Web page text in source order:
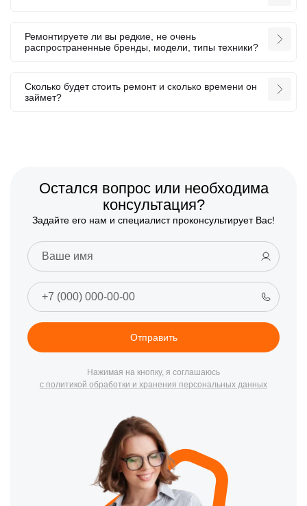
Ремонтируете ли вы редкие, не очень
распространенные бренды, модели, типы техники?
Сколько будет стоить ремонт и сколько времени он
займет?
Остался вопрос или необходима
консультация?
Задайте его нам и специалист проконсультирует Вас!
Отправить
Нажимая на кнопку, я соглашаюсь
с политикой обработки и хранения персональных данных